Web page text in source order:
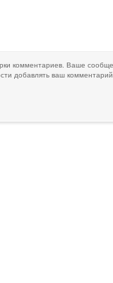
комментариев. Ваше
добавлять ваш